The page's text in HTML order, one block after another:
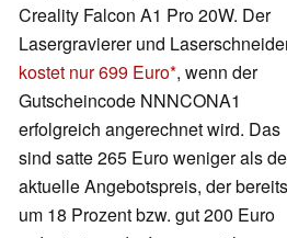
Creality Falcon A1 Pro 20W. Der
Lasergravierer und
kostet nur 699 Euro , wenn der
Gutscheincode NNNCONA1
erfolgreich angerechnet wird. Das
sind satte 265 Euro weniger als
aktuelle Angebotspreis, der bereits
um 18 Prozent bzw. gut 200 Euro